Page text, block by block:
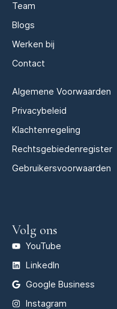
Team
Blogs
Werken bij
Contact
Algemene Voorwaarden
Privacybeleid
Klachtenregeling
Rechtsgebiedenregister
Gebruikersvoorwaarden
Volg ons
YouTube
LinkedIn
Google Business
Instagram